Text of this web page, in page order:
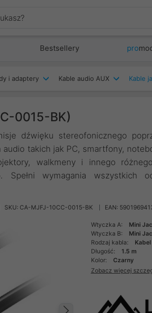
Bestsellery pro
i adaptery Kable audio AUX Kable
0015-BK)
dźwięku stereofonicznego
takich jak PC, smartfony,
walkmeny i innego
wymagania wszystkich
SKU: CA-MJFJ-10CC-0015-BK EAN:
Wtyczka A:
Mini
Wtyczka B:
Mini
Rodzaj kabla:
Kabel
Długość:
1.5 m
Kolor:
Czarny
Zobacz więcej